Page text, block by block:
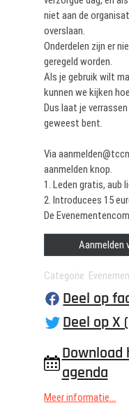
niet aan de
overslaan.
Onderdelen zijn er
geregeld worden.
Als je gebruik wilt
kunnen we kijken
Dus laat je
geweest bent.
Via
aanmelden knop.
1. Leden gratis, aub
2. Introducees 15
De
Aanmelden
Categorie
Deel op
Deel op
agenda
Meer informatie...